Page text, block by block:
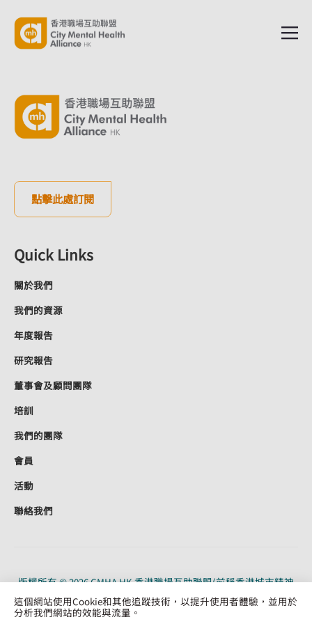
Quick Links
關於我們
我們的資源
年度報告
研究報告
董事會及顧問團隊
培訓
我們的團隊
會員
活動
聯絡我們
點擊此處訂閱
版權所有 © 2026 CMHA HK 香港職場互助聯盟(前稱香港城市精神
健康聯盟)。CMHA HK 是根據《稅務條例》（91/19956）第 88 條獲
認可的慈善機構。保留所有權利。
這個網站使用Cookie和其他追蹤技術，以提升使用者體驗，並用於
分析我們網站的效能與流量。